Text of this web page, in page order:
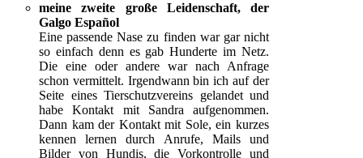
meine zweite große Leidenschaft, der
Galgo Español
Eine passende Nase zu finden war gar nicht
so einfach denn es gab Hunderte im Netz.
Die eine oder andere war nach Anfrage
schon vermittelt. Irgendwann bin ich auf der
Seite eines Tierschutzvereins gelandet und
habe Kontakt mit Sandra aufgenommen.
Dann kam der Kontakt mit Sole, ein kurzes
kennen lernen durch Anrufe, Mails und
Bilder von Hundis, die Vorkontrolle und